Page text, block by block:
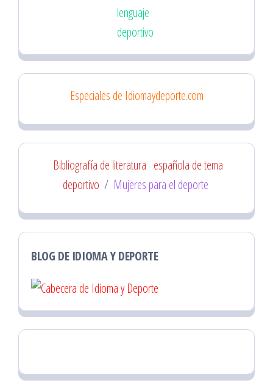
lenguaje
deportivo
Especiales de Idiomaydeporte.com
Bibliografía de literatura española de tema
deportivo / Mujeres para el deporte
BLOG DE IDIOMA Y DEPORTE